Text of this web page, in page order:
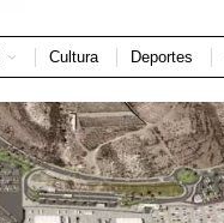
Cultura Deportes